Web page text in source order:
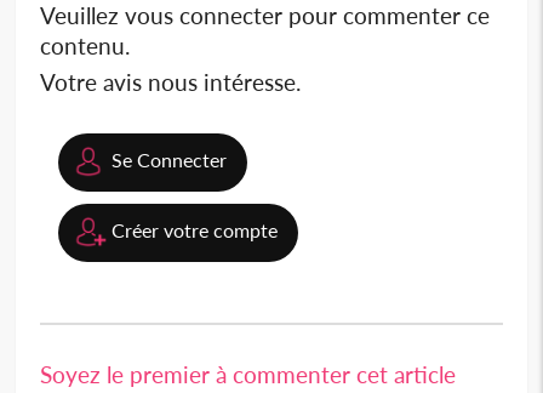
Veuillez vous connecter pour commenter ce
contenu.
Votre avis nous intéresse.
Se Connecter
Créer votre compte
Soyez le premier à commenter cet article